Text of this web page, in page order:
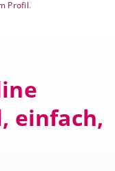
Profil.
einfach,